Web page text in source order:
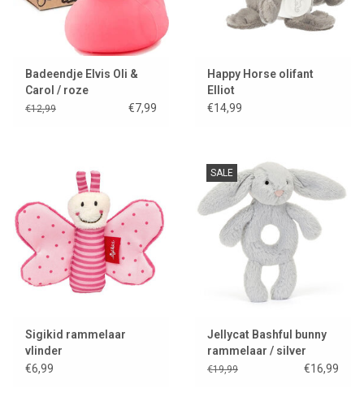
Badeendje Elvis Oli &
Carol / roze
€12,99 €7,99
Happy Horse olifant
Elliot
€14,99
Sigikid rammelaar
vlinder
€6,99
SALE
Jellycat Bashful bunny
rammelaar / silver
€19,99 €16,99